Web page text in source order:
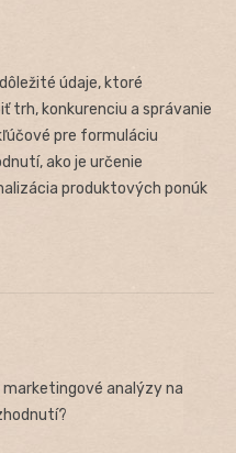
údaje, ktoré
trh, konkurenciu a správanie
pre formuláciu
ako je určenie
produktových ponúk
analýzy na